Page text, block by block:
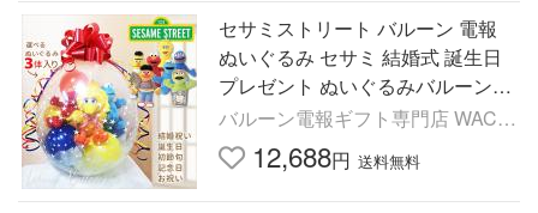
セサミストリート バルーン 電報
ぬいぐるみ セサミ 結婚式 誕生日
プレゼント ぬいぐるみバルーンラ
ッピング：選べるセサミビーンバ
ッグ３体入り＜カラフル＞
バルーン電報ギフト専門店 WAC-
UP 12,688円 送料無料